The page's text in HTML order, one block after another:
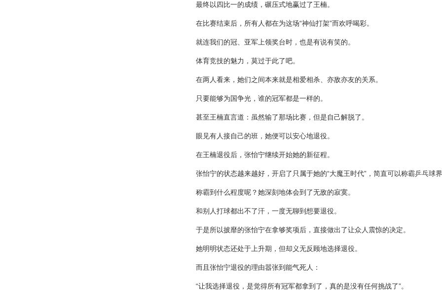
最终以四比一的成绩，碾压式地赢过了王楠。
在比赛结束后，所有人都在为这场“神仙打架”而欢呼喝彩。
就连我们的冠、亚军上领奖台时，也是有说有笑的。
体育竞技的魅力，莫过于此了吧。
在两人看来，她们之间本来就是相爱相杀、亦敌亦友的关系。
只要能够为国争光，谁的冠军都是一样的。
甚至王楠直言道：虽然输了那场比赛，但是自己解脱了。
眼见有人接自己的班，她便可以安心地退役。
在王楠退役后，张怡宁继续开始她的新征程。
张怡宁的状态越来越好，开启了只属于她的“大魔王时代”，简直可以称霸乒乓球
称霸到什么程度呢？她深刻地体会到了无敌的寂寞。
和别人打球都出不了汗，一度无聊到想要退役。
于是所以披靡的张怡宁在拿够奖项后，直接做出了让众人震惊的决定。
她明明状态还处于上升期，但却义无反顾地选择退役。
而且张怡宁退役的理由嚣张到能气死人：
“让我选择退役，是觉得所有冠军都拿到了，真的是没有任何挑战了”。